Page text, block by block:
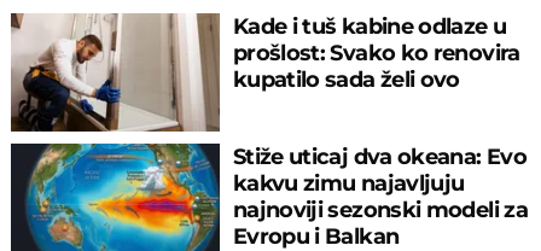
Kade i tuš kabine odlaze u
prošlost: Svako ko renovira
kupatilo sada želi ovo
Stiže uticaj dva okeana: Evo
kakvu zimu najavljuju
najnoviji sezonski modeli za
Evropu i Balkan